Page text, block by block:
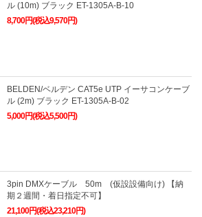
ル (10m) ブラック ET-1305A-B-10
8,700円(税込9,570円)
BELDEN/ベルデン CAT5e UTP イーサコンケーブ
ル (2m) ブラック ET-1305A-B-02
5,000円(税込5,500円)
3pin DMXケーブル 50m (仮設設備向け) 【納
期２週間・着日指定不可】
21,100円(税込23,210円)